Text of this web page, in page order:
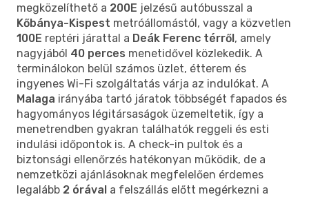
megközelíthető a 200E jelzésű autóbusszal a
Kőbánya-Kispest metróállomástól, vagy a közvetlen
100E reptéri járattal a Deák Ferenc térről, amely
nagyjából 40 perces menetidővel közlekedik. A
terminálokon belül számos üzlet, étterem és
ingyenes Wi-Fi szolgáltatás várja az indulókat. A
Malaga irányába tartó járatok többségét fapados és
hagyományos légitársaságok üzemeltetik, így a
menetrendben gyakran találhatók reggeli és esti
indulási időpontok is. A check-in pultok és a
biztonsági ellenőrzés hatékonyan működik, de a
nemzetközi ajánlásoknak megfelelően érdemes
legalább 2 órával a felszállás előtt megérkezni a